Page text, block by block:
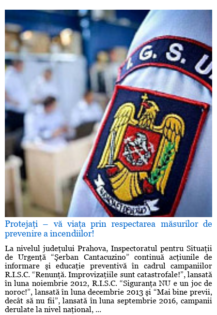
Protejaţi – vă viaţa prin respectarea măsurilor de
prevenire a incendiilor!
La nivelul judeţului Prahova, Inspectoratul pentru Situaţii
de Urgenţă “Şerban Cantacuzino” continuă acţiunile de
informare şi educaţie preventivă în cadrul campaniilor
R.I.S.C. “Renunţă. Improvizaţiile sunt catastrofale!”, lansată
în luna noiembrie 2012, R.I.S.C. “Siguranţa NU e un joc de
noroc!”, lansată în luna decembrie 2013 şi “Mai bine previi,
decât să nu fii”, lansată în luna septembrie 2016, campanii
derulate la nivel naţional, ...